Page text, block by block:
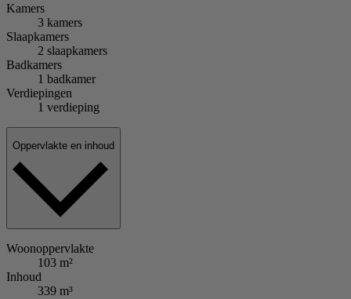
Kamers
3 kamers
Slaapkamers
2 slaapkamers
Badkamers
1 badkamer
Verdiepingen
1 verdieping
Oppervlakte en inhoud
Woonoppervlakte
103 m²
Inhoud
339 m³